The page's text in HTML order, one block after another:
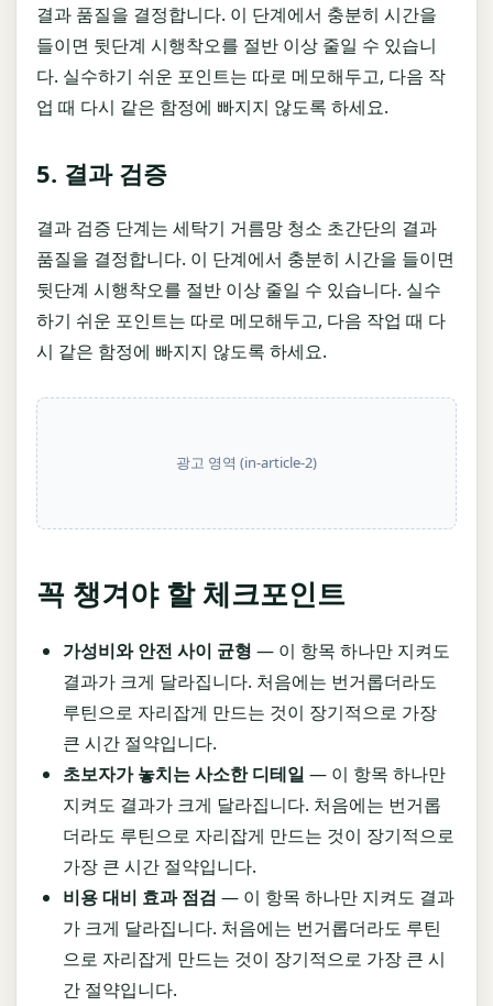
결과 품질을 결정합니다. 이 단계에서 충분히 시간을
들이면 뒷단계 시행착오를 절반 이상 줄일 수 있습니
다. 실수하기 쉬운 포인트는 따로 메모해두고, 다음 작
업 때 다시 같은 함정에 빠지지 않도록 하세요.
5. 결과 검증
결과 검증 단계는 세탁기 거름망 청소 초간단의 결과
품질을 결정합니다. 이 단계에서 충분히 시간을 들이면
뒷단계 시행착오를 절반 이상 줄일 수 있습니다. 실수
하기 쉬운 포인트는 따로 메모해두고, 다음 작업 때 다
시 같은 함정에 빠지지 않도록 하세요.
광고 영역 (in-article-2)
꼭 챙겨야 할 체크포인트
가성비와 안전 사이 균형 — 이 항목 하나만 지켜도
결과가 크게 달라집니다. 처음에는 번거롭더라도
루틴으로 자리잡게 만드는 것이 장기적으로 가장
큰 시간 절약입니다.
초보자가 놓치는 사소한 디테일 — 이 항목 하나만
지켜도 결과가 크게 달라집니다. 처음에는 번거롭
더라도 루틴으로 자리잡게 만드는 것이 장기적으로
가장 큰 시간 절약입니다.
비용 대비 효과 점검 — 이 항목 하나만 지켜도 결과
가 크게 달라집니다. 처음에는 번거롭더라도 루틴
으로 자리잡게 만드는 것이 장기적으로 가장 큰 시
간 절약입니다.